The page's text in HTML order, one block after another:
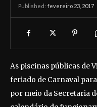
Published: fevereiro 23, 2017
As piscinas públicas de
feriado de Carnaval
por meio da Secretaria